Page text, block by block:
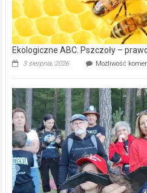
Ekologiczne ABC. Pszczoły –
3 sierpnia, 2026 Możliwość